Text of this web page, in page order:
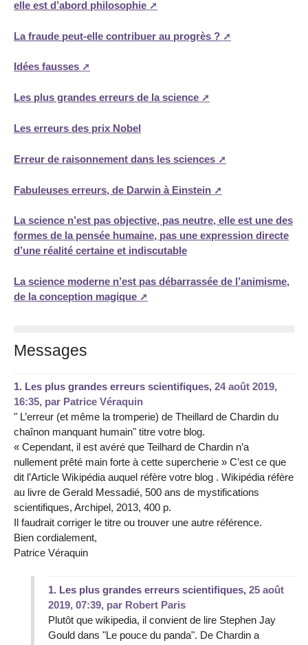
elle est d’abord philosophie
La fraude peut-elle contribuer au progrès ?
Idées fausses
Les plus grandes erreurs de la science
Les erreurs des prix Nobel
Erreur de raisonnement dans les sciences
Fabuleuses erreurs, de Darwin à Einstein
La science n’est pas objective, pas neutre, elle est une des
formes de la pensée humaine, pas une expression directe
d’une réalité certaine et indiscutable
La science moderne n’est pas débarrassée de l’animisme,
de la conception magique
Messages
1. Les plus grandes erreurs scientifiques, 24 août 2019,
16:35, par Patrice Véraquin
" L’erreur (et même la tromperie) de Theillard de Chardin du
chaînon manquant humain" titre votre blog.
« Cependant, il est avéré que Teilhard de Chardin n’a
nullement prêté main forte à cette supercherie » C’est ce que
dit l’Article Wikipédia auquel réfère votre blog . Wikipédia réfère
au livre de Gerald Messadié, 500 ans de mystifications
scientifiques, Archipel, 2013, 400 p.
Il faudrait corriger le titre ou trouver une autre référence.
Bien cordialement,
Patrice Véraquin
1. Les plus grandes erreurs scientifiques, 25 août
2019, 07:39, par Robert Paris
Plutôt que wikipedia, il convient de lire Stephen Jay
Gould dans "Le pouce du panda". De Chardin a